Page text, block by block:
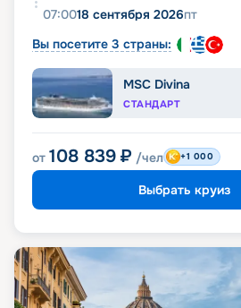
07:0018 сентября 2026пт
Вы посетите 3 страны:
MSC Divina
СТАНДАРТ
от 108 839 ₽ /чел +1 000
Выбрать круиз